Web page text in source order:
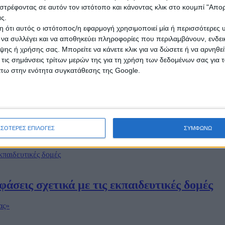
σε αυτόν τον ιστότοπο και κάνοντας κλικ στο κουμπί
αυτός ο ιστότοπος/η εφαρμογή χρησιμοποιεί μία ή περισσότερες
συλλέγει και να αποθηκεύει πληροφορίες που περιλαμβάνουν,
ή χρήσης σας. Μπορείτε να κάνετε κλικ για να δώσετε ή να
σημάνσεις τρίτων μερών της για τη χρήση των δεδομένων σας
στην ενότητα συγκατάθεσης της Google.
ΕΠΙΛΟΓΕΣ ΣΥΜΦΩΝΩ
δια ζώσης επαναλειτουργία των
είπαν ΝΑΙ στην ανάγκη ίδρυσης
θα γίνει με τα self test
σχετικά με τις εκπαιδευτικές δομές